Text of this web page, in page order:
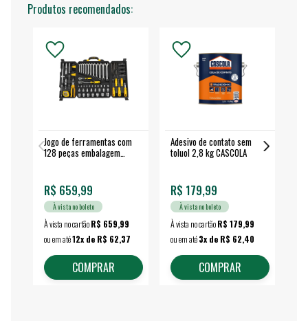
Produtos recomendados:
Jogo de ferramentas com
128 peças embalagem
R$ 659,99
À vista no boleto
À vista no cartãoR$ 659,99
ou em até12x de R$ 62,37
COMPRAR
Adesivo de contato sem
toluol 2,8 kg CASCOLA
R$ 179,99
À vista no boleto
À vista no cartãoR$ 179,99
ou em até3x de R$ 62,40
COMPRAR